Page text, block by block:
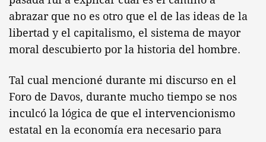
abrazar que no es otro que el de las ideas de la
libertad y el capitalismo, el sistema de mayor
moral descubierto por la historia del hombre.
Tal cual mencioné durante mi discurso en el
Foro de Davos, durante mucho tiempo se nos
inculcó la lógica de que el intervencionismo
estatal en la economía era necesario para